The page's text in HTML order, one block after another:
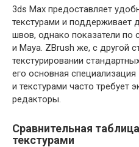
3ds Max предоставляет
текстурами и поддерживает
швов, однако показатели по
и Maya. ZBrush же, с другой
текстурировании
его основная
и текстурами часто требует
редакторы.
Сравнительная
текстурами